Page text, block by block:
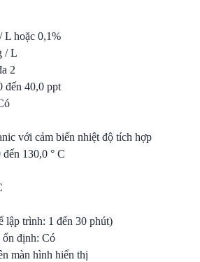
L hoặc 0,1%
/ L
2
đến 40,0 ppt
với cảm biến nhiệt độ tích hợp
130,0 ° C
lập trình: 1 đến 30 phút)
định: Có
màn hình hiển thị